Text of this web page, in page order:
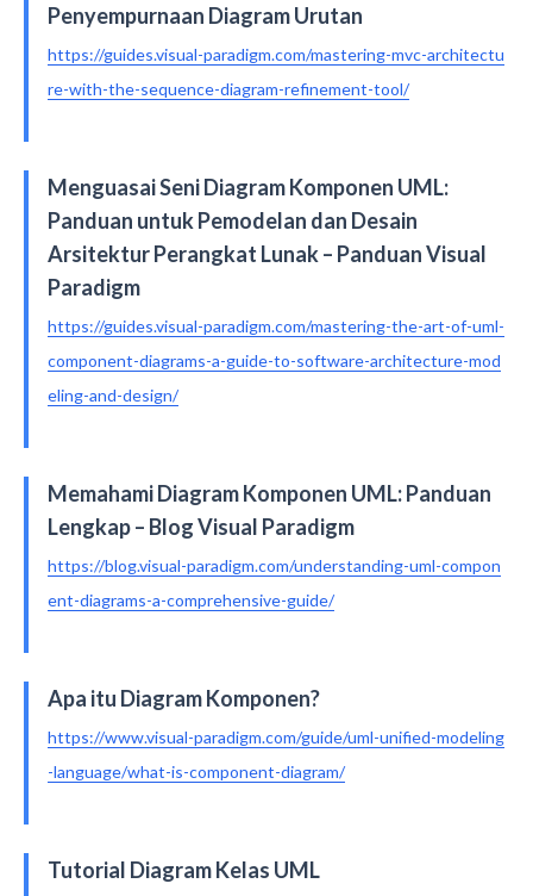
Penyempurnaan Diagram Urutan
https://guides.visual-paradigm.com/mastering-mvc-architectu
re-with-the-sequence-diagram-refinement-tool/
Menguasai Seni Diagram Komponen UML:
Panduan untuk Pemodelan dan Desain
Arsitektur Perangkat Lunak – Panduan Visual
Paradigm
https://guides.visual-paradigm.com/mastering-the-art-of-uml-
component-diagrams-a-guide-to-software-architecture-mod
eling-and-design/
Memahami Diagram Komponen UML: Panduan
Lengkap – Blog Visual Paradigm
https://blog.visual-paradigm.com/understanding-uml-compon
ent-diagrams-a-comprehensive-guide/
Apa itu Diagram Komponen?
https://www.visual-paradigm.com/guide/uml-unified-modeling
-language/what-is-component-diagram/
Tutorial Diagram Kelas UML